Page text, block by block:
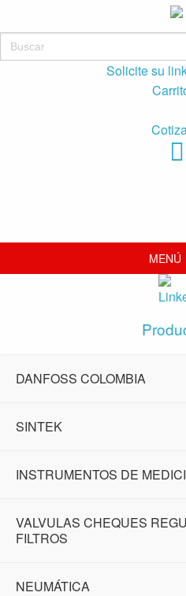
Buscar:
Solicite su
MENÚ
DANFOSS COLOMBIA
SINTEK
INSTRUMENTOS DE
VALVULAS CHEQUES
FILTROS
NEUMÁTICA